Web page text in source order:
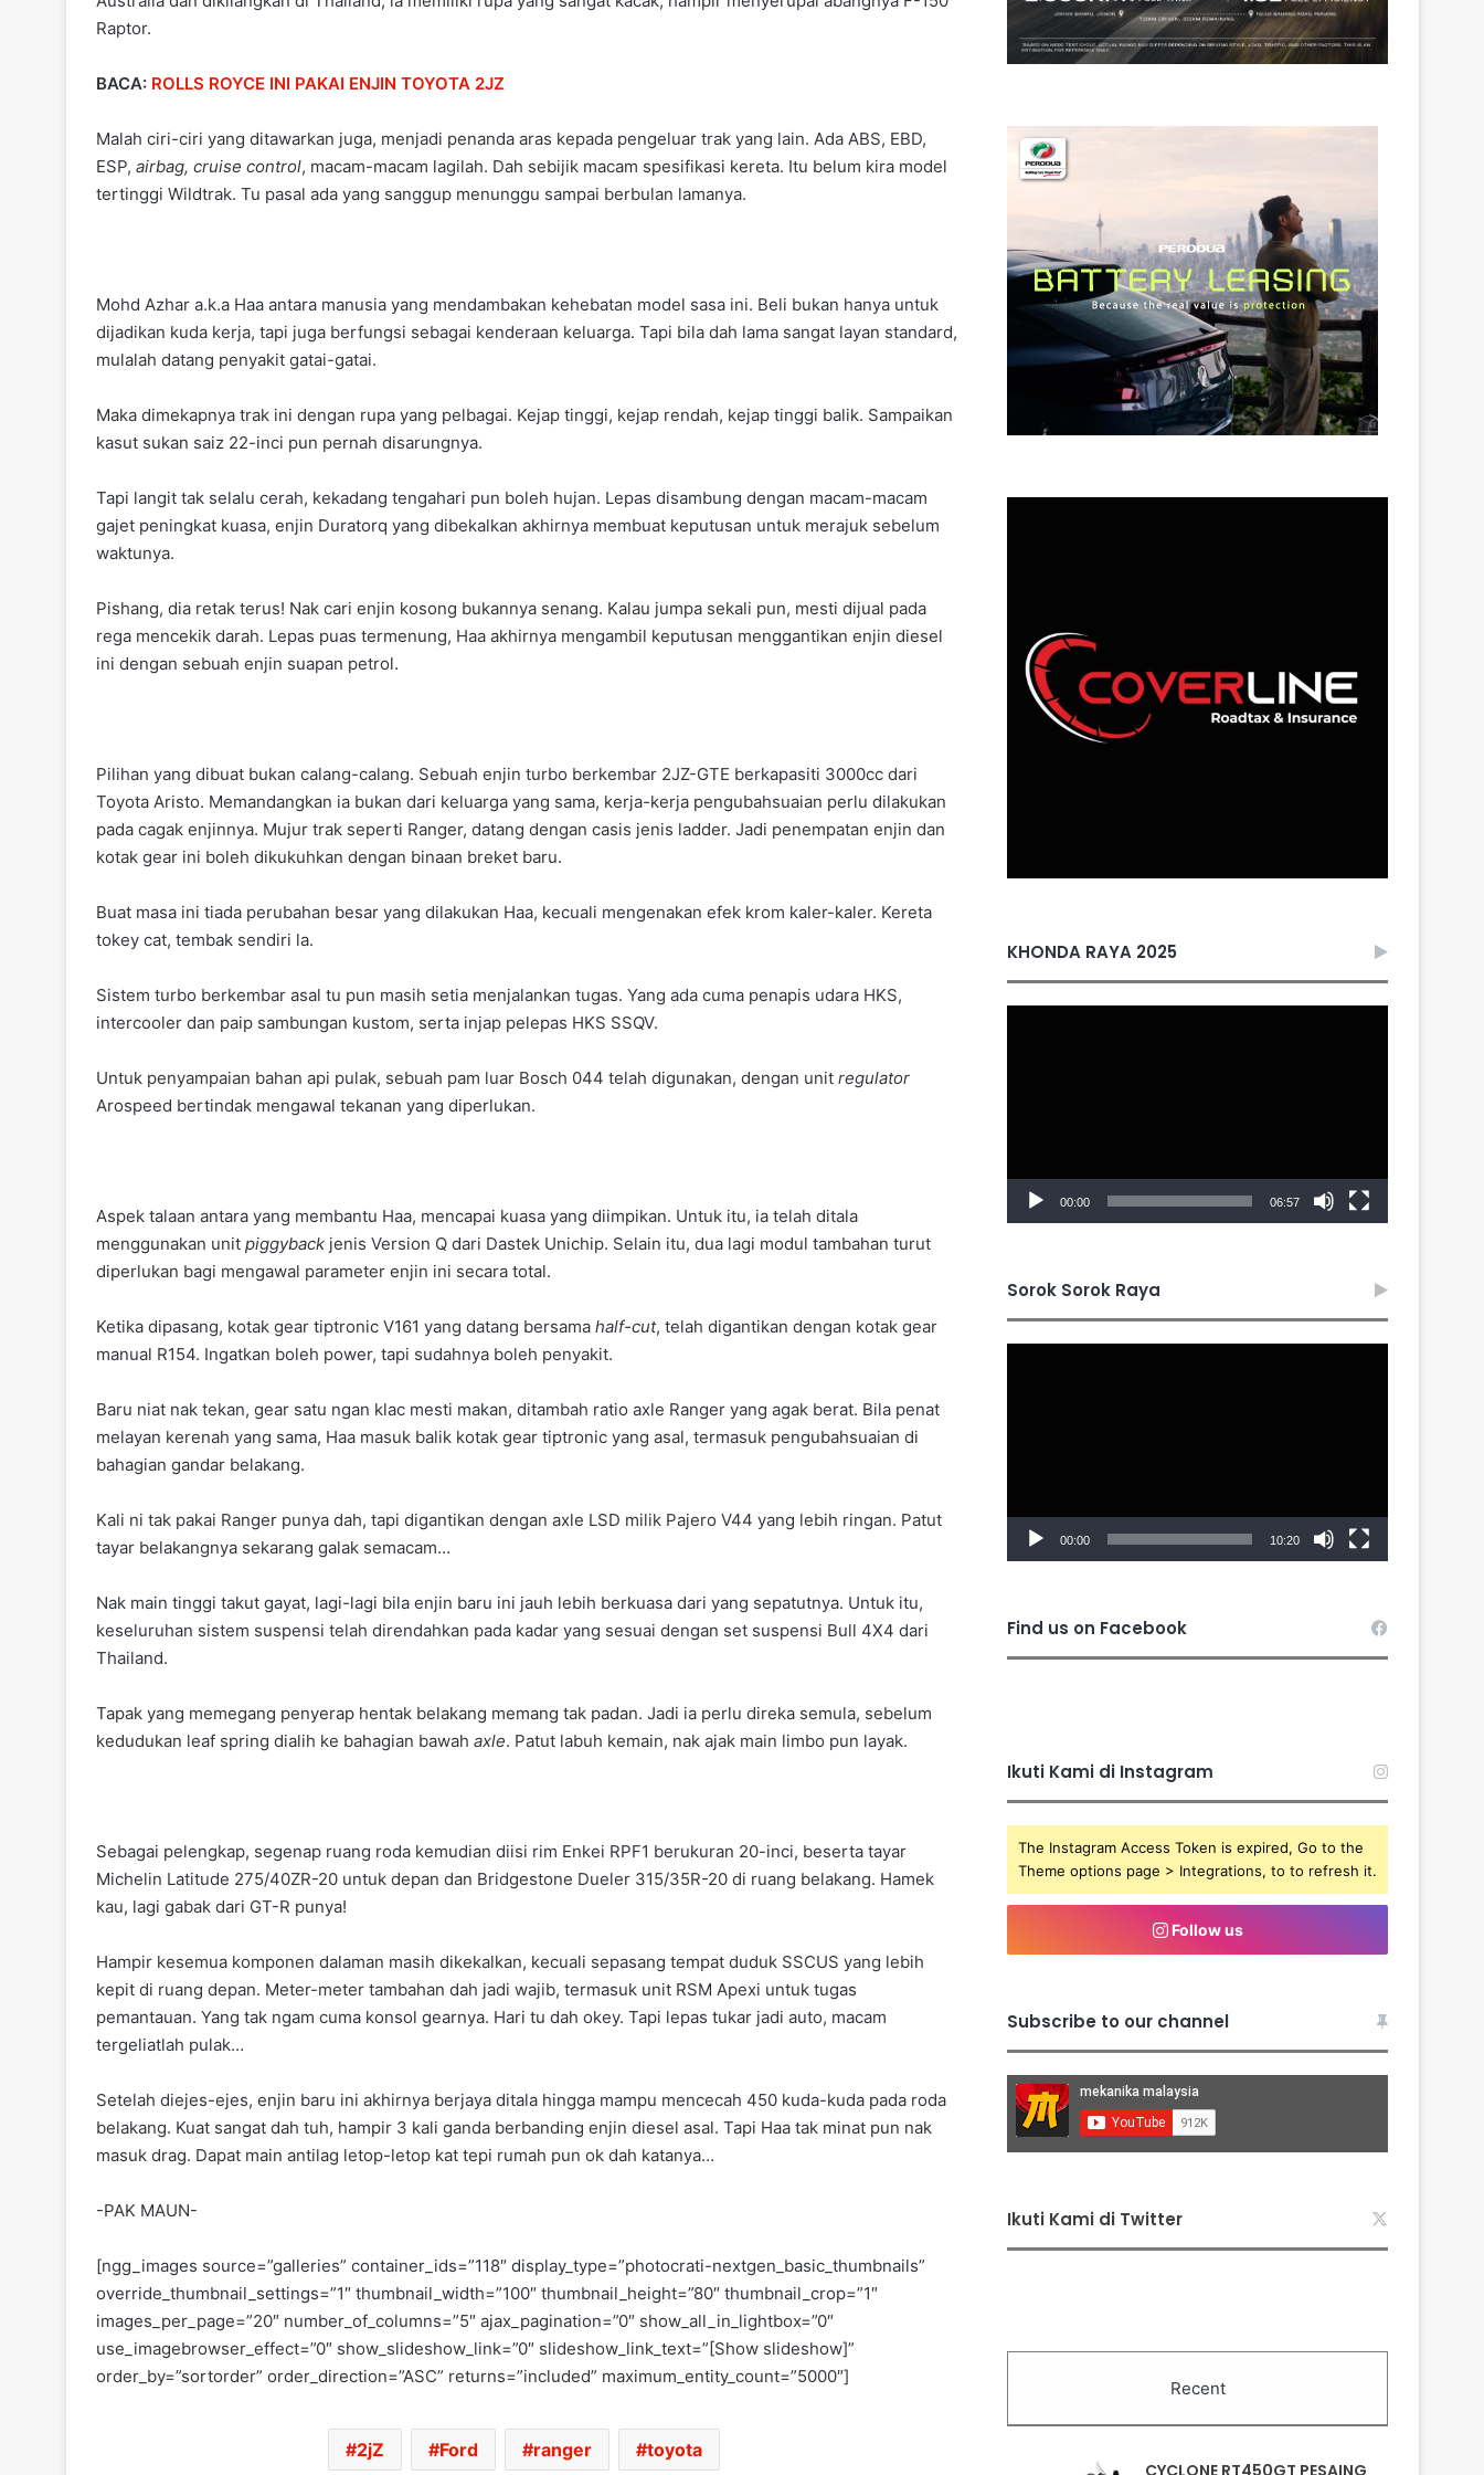
Raptor.
BACA: ROLLS ROYCE INI PAKAI ENJIN TOYOTA 2JZ
Malah ciri-ciri yang ditawarkan juga, menjadi penanda aras kepada pengeluar trak yang lain. Ada ABS, EBD,
ESP, airbag, cruise control, macam-macam lagilah. Dah sebijik macam spesifikasi kereta. Itu belum kira model
tertinggi Wildtrak. Tu pasal ada yang sanggup menunggu sampai berbulan lamanya.
Mohd Azhar a.k.a Haa antara manusia yang mendambakan kehebatan model sasa ini. Beli bukan hanya untuk
dijadikan kuda kerja, tapi juga berfungsi sebagai kenderaan keluarga. Tapi bila dah lama sangat layan standard,
mulalah datang penyakit gatai-gatai.
Maka dimekapnya trak ini dengan rupa yang pelbagai. Kejap tinggi, kejap rendah, kejap tinggi balik. Sampaikan
kasut sukan saiz 22-inci pun pernah disarungnya.
Tapi langit tak selalu cerah, kekadang tengahari pun boleh hujan. Lepas disambung dengan macam-macam
gajet peningkat kuasa, enjin Duratorq yang dibekalkan akhirnya membuat keputusan untuk merajuk sebelum
waktunya.
Pishang, dia retak terus! Nak cari enjin kosong bukannya senang. Kalau jumpa sekali pun, mesti dijual pada
rega mencekik darah. Lepas puas termenung, Haa akhirnya mengambil keputusan menggantikan enjin diesel
ini dengan sebuah enjin suapan petrol.
Pilihan yang dibuat bukan calang-calang. Sebuah enjin turbo berkembar 2JZ-GTE berkapasiti 3000cc dari
Toyota Aristo. Memandangkan ia bukan dari keluarga yang sama, kerja-kerja pengubahsuaian perlu dilakukan
pada cagak enjinnya. Mujur trak seperti Ranger, datang dengan casis jenis ladder. Jadi penempatan enjin dan
kotak gear ini boleh dikukuhkan dengan binaan breket baru.
Buat masa ini tiada perubahan besar yang dilakukan Haa, kecuali mengenakan efek krom kaler-kaler. Kereta
tokey cat, tembak sendiri la.
Sistem turbo berkembar asal tu pun masih setia menjalankan tugas. Yang ada cuma penapis udara HKS,
intercooler dan paip sambungan kustom, serta injap pelepas HKS SSQV.
Untuk penyampaian bahan api pulak, sebuah pam luar Bosch 044 telah digunakan, dengan unit regulator
Arospeed bertindak mengawal tekanan yang diperlukan.
Aspek talaan antara yang membantu Haa, mencapai kuasa yang diimpikan. Untuk itu, ia telah ditala
menggunakan unit piggyback jenis Version Q dari Dastek Unichip. Selain itu, dua lagi modul tambahan turut
diperlukan bagi mengawal parameter enjin ini secara total.
Ketika dipasang, kotak gear tiptronic V161 yang datang bersama half-cut, telah digantikan dengan kotak gear
manual R154. Ingatkan boleh power, tapi sudahnya boleh penyakit.
Baru niat nak tekan, gear satu ngan klac mesti makan, ditambah ratio axle Ranger yang agak berat. Bila penat
melayan kerenah yang sama, Haa masuk balik kotak gear tiptronic yang asal, termasuk pengubahsuaian di
bahagian gandar belakang.
Kali ni tak pakai Ranger punya dah, tapi digantikan dengan axle LSD milik Pajero V44 yang lebih ringan. Patut
tayar belakangnya sekarang galak semacam…
Nak main tinggi takut gayat, lagi-lagi bila enjin baru ini jauh lebih berkuasa dari yang sepatutnya. Untuk itu,
keseluruhan sistem suspensi telah direndahkan pada kadar yang sesuai dengan set suspensi Bull 4X4 dari
Thailand.
Tapak yang memegang penyerap hentak belakang memang tak padan. Jadi ia perlu direka semula, sebelum
kedudukan leaf spring dialih ke bahagian bawah axle. Patut labuh kemain, nak ajak main limbo pun layak.
Sebagai pelengkap, segenap ruang roda kemudian diisi rim Enkei RPF1 berukuran 20-inci, beserta tayar
Michelin Latitude 275/40ZR-20 untuk depan dan Bridgestone Dueler 315/35R-20 di ruang belakang. Hamek
kau, lagi gabak dari GT-R punya!
Hampir kesemua komponen dalaman masih dikekalkan, kecuali sepasang tempat duduk SSCUS yang lebih
kepit di ruang depan. Meter-meter tambahan dah jadi wajib, termasuk unit RSM Apexi untuk tugas
pemantauan. Yang tak ngam cuma konsol gearnya. Hari tu dah okey. Tapi lepas tukar jadi auto, macam
tergeliatlah pulak…
Setelah diejes-ejes, enjin baru ini akhirnya berjaya ditala hingga mampu mencecah 450 kuda-kuda pada roda
belakang. Kuat sangat dah tuh, hampir 3 kali ganda berbanding enjin diesel asal. Tapi Haa tak minat pun nak
masuk drag. Dapat main antilag letop-letop kat tepi rumah pun ok dah katanya…
-PAK MAUN-
[ngg_images source=”galleries” container_ids=”118″ display_type=”photocrati-nextgen_basic_thumbnails”
override_thumbnail_settings=”1″ thumbnail_width=”100″ thumbnail_height=”80″ thumbnail_crop=”1″
images_per_page=”20″ number_of_columns=”5″ ajax_pagination=”0″ show_all_in_lightbox=”0″
use_imagebrowser_effect=”0″ show_slideshow_link=”0″ slideshow_link_text=”[Show slideshow]”
order_by=”sortorder” order_direction=”ASC” returns=”included” maximum_entity_count=”5000″]
2jZ Ford ranger toyota
PORSCHE 959 INI ABANG TIRI NISSAN
R32 GT-R. LAIN MAK LAIN BAPAK, TAPI
DUDUK SERUMAH
BREK CAKERA BERKARAT, PERLU
BREK.
KHONDA RAYA 2025
00:00 06:57
Sorok Sorok Raya
00:00 10:20
Find us on Facebook
Ikuti Kami di Instagram
The Instagram Access Token is expired, Go to the
Theme options page > Integrations, to to refresh it.
Follow us
Subscribe to our channel
Ikuti Kami di Twitter
Recent
CYCLONE RT450GT PESAING